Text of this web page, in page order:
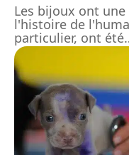
Les bijoux ont
l'histoire de
particulier, ont été